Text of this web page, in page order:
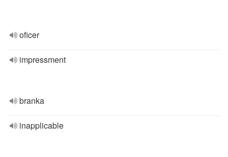
oficer
impressment
branka
inapplicable